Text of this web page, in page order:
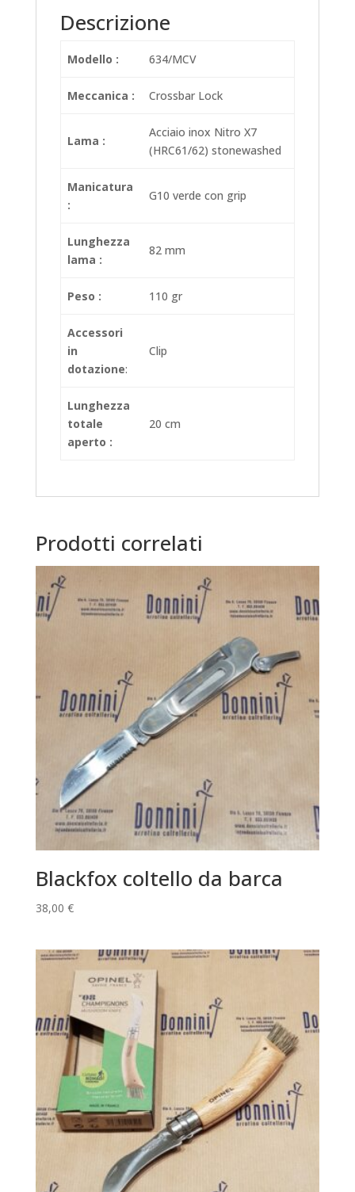
Descrizione
Modello : 634/MCV
Meccanica : Crossbar Lock
Lama :
Acciaio inox Nitro X7
(HRC61/62) stonewashed
Manicatura
:
G10 verde con grip
Lunghezza
lama :
82 mm
Peso : 110 gr
Accessori
in
dotazione:
Clip
Lunghezza
totale
aperto :
20 cm
Prodotti correlati
Blackfox coltello da barca
38,00 €